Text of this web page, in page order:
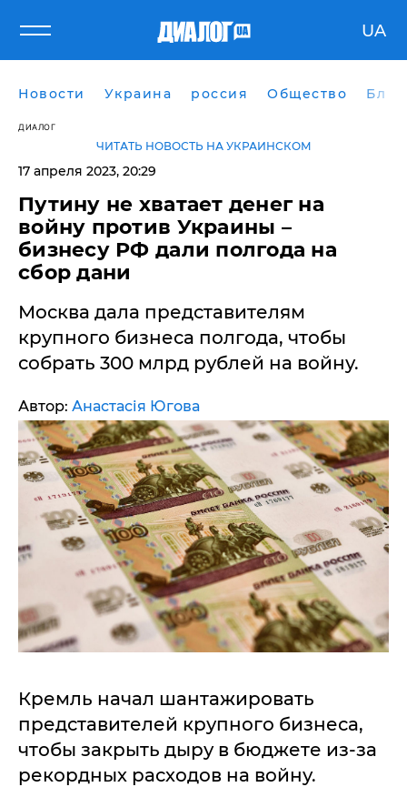
UA
Новости Украина россия Общество
ДИАЛОГ
ЧИТАТЬ НОВОСТЬ НА УКРАИНСКОМ
17 апреля 2023, 20:29
Путину не хватает денег на
войну против Украины –
бизнесу РФ дали полгода на
сбор дани
Москва дала представителям
крупного бизнеса полгода, чтобы
собрать 300 млрд рублей на войну.
Автор: Анастасія Югова
Кремль начал шантажировать
представителей крупного бизнеса,
чтобы закрыть дыру в бюджете из-за
рекордных расходов на войну.